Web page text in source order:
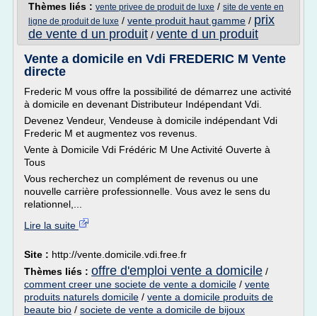
Thèmes liés : vente privee de produit de luxe / site de vente en
ligne de produit de luxe / vente produit haut gamme / prix
de vente d un produit / vente d un produit
Vente a domicile en Vdi FREDERIC M Vente
directe
Frederic M vous offre la possibilité de démarrez une activité
à domicile en devenant Distributeur Indépendant Vdi.
Devenez Vendeur, Vendeuse à domicile indépendant Vdi
Frederic M et augmentez vos revenus.
Vente à Domicile Vdi Frédéric M Une Activité Ouverte à
Tous
Vous recherchez un complément de revenus ou une
nouvelle carrière professionnelle. Vous avez le sens du
relationnel,...
Lire la suite
Site : http://vente.domicile.vdi.free.fr
Thèmes liés : offre d'emploi vente a domicile /
comment creer une societe de vente a domicile / vente
produits naturels domicile / vente a domicile produits de
beaute bio / societe de vente a domicile de bijoux